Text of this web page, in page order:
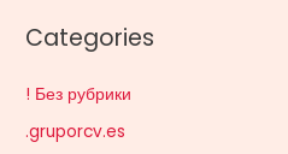
Categories
! Без рубрики
.gruporcv.es